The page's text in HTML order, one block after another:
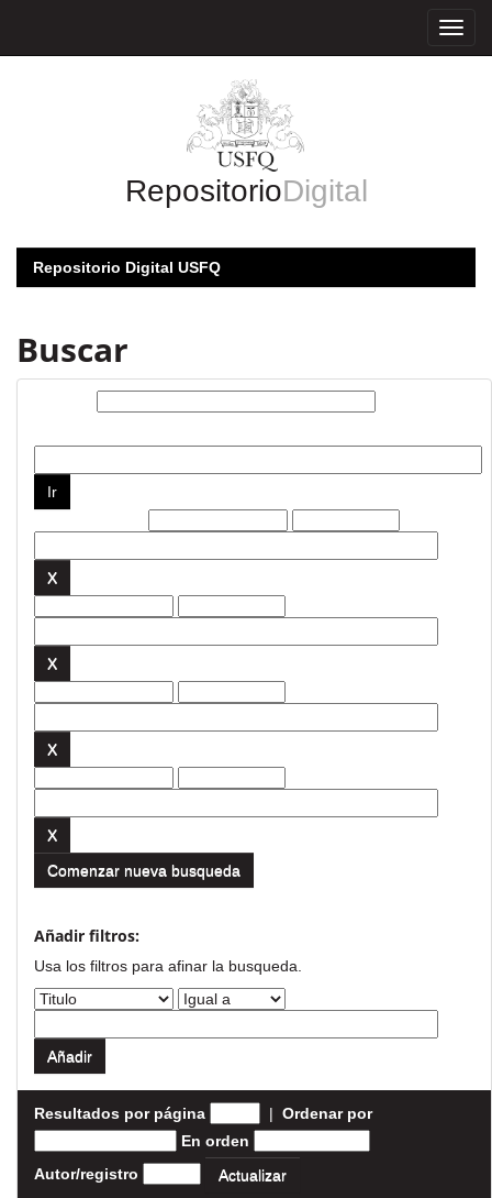
RepositorioDigital
Repositorio Digital USFQ
Buscar
Comenzar nueva busqueda
Añadir filtros:
Usa los filtros para afinar la busqueda.
Resultados por página | Ordenar por
En orden
Autor/registro